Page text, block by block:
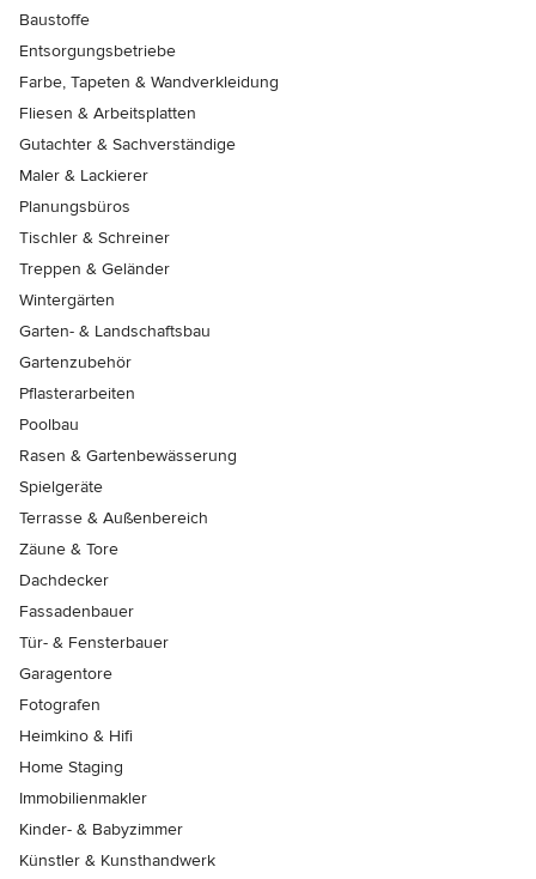
Baustoffe
Entsorgungsbetriebe
Farbe, Tapeten & Wandverkleidung
Fliesen & Arbeitsplatten
Gutachter & Sachverständige
Maler & Lackierer
Planungsbüros
Tischler & Schreiner
Treppen & Geländer
Wintergärten
Garten- & Landschaftsbau
Gartenzubehör
Pflasterarbeiten
Poolbau
Rasen & Gartenbewässerung
Spielgeräte
Terrasse & Außenbereich
Zäune & Tore
Dachdecker
Fassadenbauer
Tür- & Fensterbauer
Garagentore
Fotografen
Heimkino & Hifi
Home Staging
Immobilienmakler
Kinder- & Babyzimmer
Künstler & Kunsthandwerk